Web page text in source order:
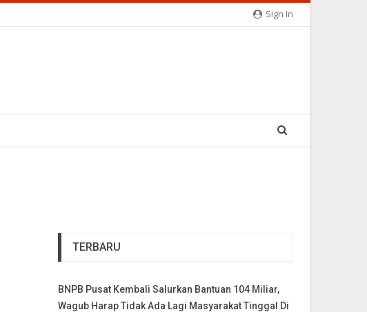
Sign In
TERBARU
BNPB Pusat Kembali Salurkan Bantuan 104 Miliar,
Wagub Harap Tidak Ada Lagi Masyarakat Tinggal Di